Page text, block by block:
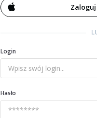
Login
Hasło